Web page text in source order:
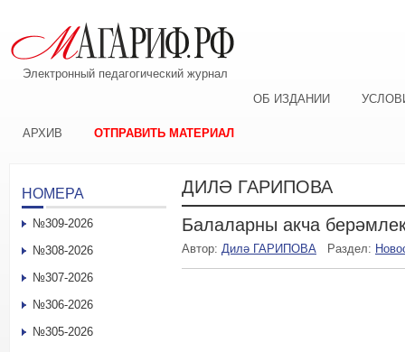
Электронный педагогический журнал
ОБ ИЗДАНИИ
АРХИВ ОТПРАВИТЬ МАТЕРИАЛ
ДИЛӘ ГАРИПОВА
Балаларны акча
Автор: Дилә ГАРИПОВА Раздел:
НОМЕРА
№309-2026
№308-2026
№307-2026
№306-2026
№305-2026